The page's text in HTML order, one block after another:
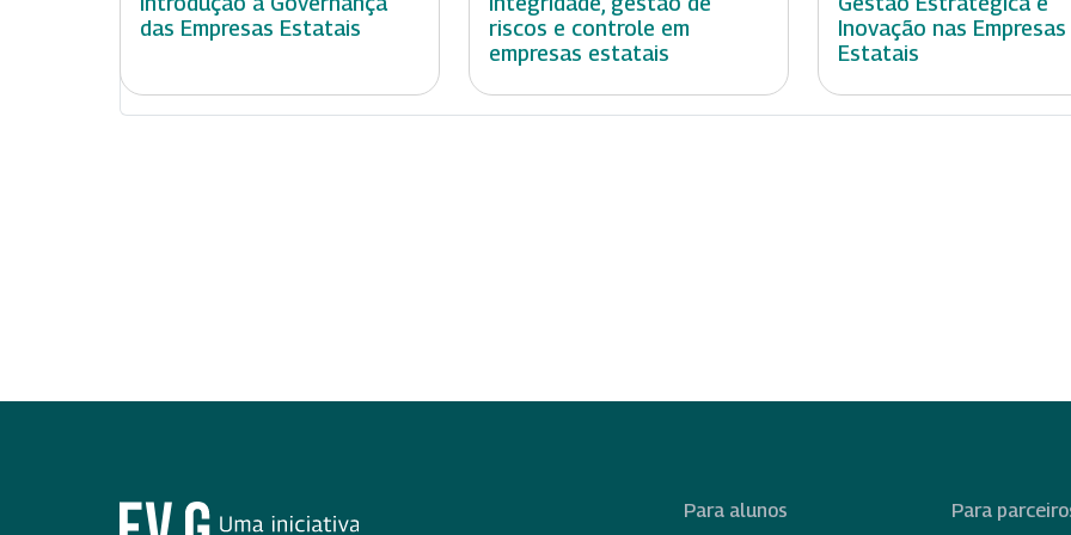
das Empresas Estatais
riscos e controle em
empresas estatais
Inovação nas Empresas
Estatais
Para alunos Para